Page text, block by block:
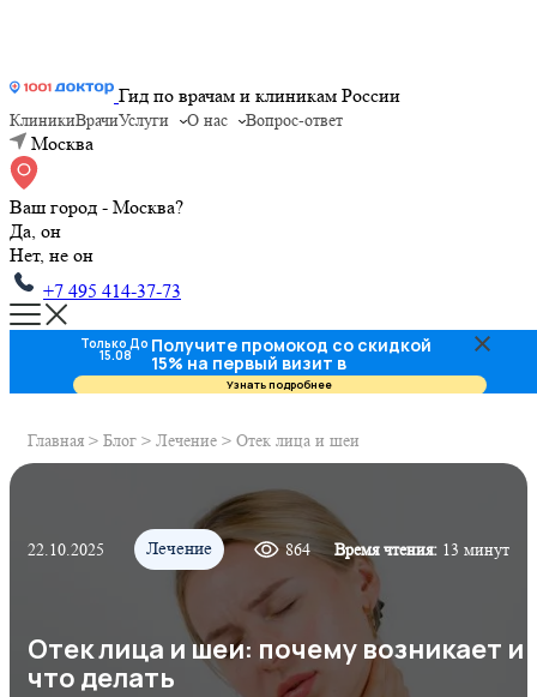
Гид по врачам и клиникам России
КлиникиВрачиУслуги О нас Вопрос-ответ
Москва
Ваш город - Москва?
Да, он
Нет, не он
+7 495 414-37-73
Главная > Блог > Лечение > Отек лица и шеи
22.10.2025 Лечение 864 Время чтения: 13 минут
Отек лица и шеи: почему возникает и
что делать
Только До
15.08 Получите промокод со скидкой
15% на первый визит в
стоматологию
Узнать подробнее